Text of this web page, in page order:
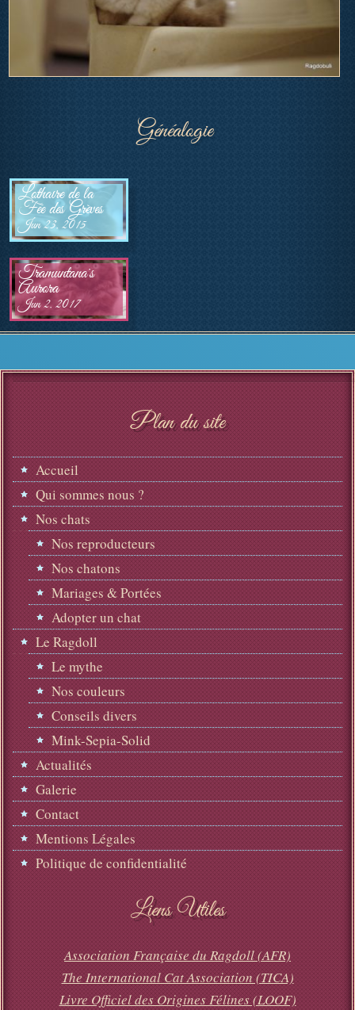
Généalogie
Lothaire de la
Fée des Grèves
Jun 23, 2015
Tramuntana's
Aurora
Jun 2, 2017
Plan du site
Accueil
Qui sommes nous ?
Nos chats
Nos reproducteurs
Nos chatons
Mariages & Portées
Adopter un chat
Le Ragdoll
Le mythe
Nos couleurs
Conseils divers
Mink-Sepia-Solid
Actualités
Galerie
Contact
Mentions Légales
Politique de confidentialité
Liens Utiles
Association Française du Ragdoll (AFR)
The International Cat Association (TICA)
Livre Officiel des Origines Félines (LOOF)